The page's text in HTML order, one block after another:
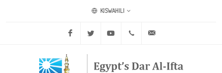
KISWAHILI
Facebook Twitter Youtube +20 2 25970400